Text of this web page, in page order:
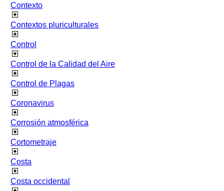
Contexto
Contextos pluriculturales
Control
Control de la Calidad del Aire
Control de Plagas
Coronavirus
Corrosión atmosférica
Cortometraje
Costa
Costa occidental